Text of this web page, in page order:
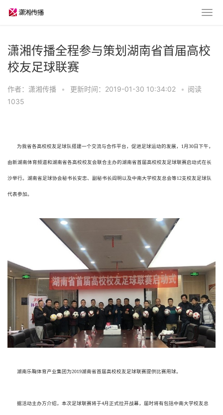
潇湘传播全程参与策划湖南省首届高校
校友足球联赛
作者：潇湘传播 • 更新时间：2019-01-30 10:34:02 • 阅读
1035
为我省各高校校友足球队搭建一个交流与合作平台，促进足球运动的发展，1月30日下午，
由新湖南体育频道和湖南省各高校校友会联合主办的湖南省首届高校校友足球联赛启动式在长
沙举行。湖南省足球协会秘书长安忠、副秘书长阎明以及中南大学校友总会等12支校友足球队
代表参加。
湖南乐鞠体育产业集团为2019湖南省首届高校校友足球联赛提供比赛用球。
据活动主办方介绍，本次足球联赛将于4月正式拉开战幕，届时将有包括中南大学校友总